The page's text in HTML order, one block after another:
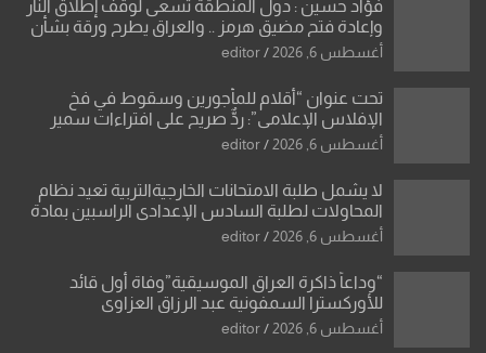
فؤاد حسين : دول المنطقة تسعى لوقف إطلاق النار
وإعادة فتح مضيق هرمز .. والعراق يطرح ورقة بشأن
تحولات القدس
أغسطس 6, 2026 editor
تحت عنوان “أقلام للمأجورين وسقوط في فخ
الإفلاس الإعلامي”: ردٌّ صريح على افتراءات سمير
الشكرجي
أغسطس 6, 2026 editor
لا يشمل طلبة الامتحانات الخارجيةالتربية تعيد نظام
المحاولات لطلبة السادس الإعدادي الراسبين بمادة
أو مادتين
أغسطس 6, 2026 editor
“وداعاً ذاكرة العراق الموسيقية”وفاة أول قائد
للأوركسترا السمفونية عبد الرزاق العزاوي
أغسطس 6, 2026 editor